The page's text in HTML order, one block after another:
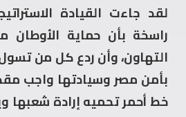
لقد جاءت القيادة
راسخة بأن حماية الأوطان
التهاون، وأن ردع كل من
بأمن مصر وسيادتها واجب
خط أحمر تحميه إرادة شعبها